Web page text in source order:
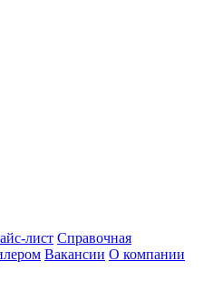
лист Справочная
Вакансии О компании